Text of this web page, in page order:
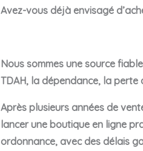
Avez-vous déjà envisagé
Nous sommes une source
TDAH, la dépendance, la
Après plusieurs années de
lancer une boutique en ligne
ordonnance, avec des délais